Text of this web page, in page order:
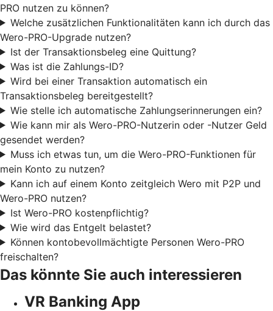
PRO nutzen zu können?
Welche zusätzlichen Funktionalitäten kann ich durch das
Wero-PRO-Upgrade nutzen?
Ist der Transaktionsbeleg eine Quittung?
Was ist die Zahlungs-ID?
Wird bei einer Transaktion automatisch ein
Transaktionsbeleg bereitgestellt?
Wie stelle ich automatische Zahlungserinnerungen ein?
Wie kann mir als Wero-PRO-Nutzerin oder -Nutzer Geld
gesendet werden?
Muss ich etwas tun, um die Wero-PRO-Funktionen für
mein Konto zu nutzen?
Kann ich auf einem Konto zeitgleich Wero mit P2P und
Wero-PRO nutzen?
Ist Wero-PRO kostenpflichtig?
Wie wird das Entgelt belastet?
Können kontobevollmächtigte Personen Wero-PRO
freischalten?
Das könnte Sie auch interessieren
VR Banking App